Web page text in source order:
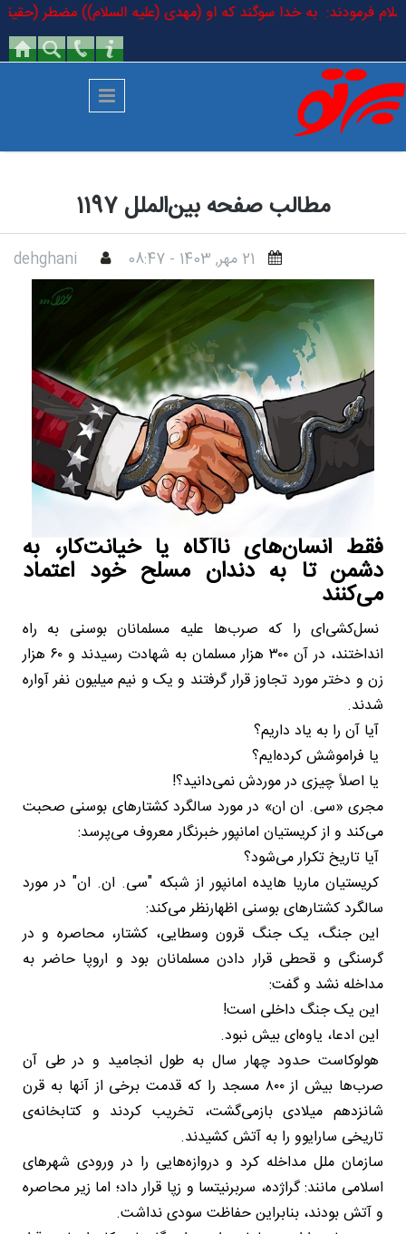
رفتن به محتوای اصلی
السلام فرمودند: به خدا سوگند که او (مهدی (علیه السلام)) مضطر
مطالب صفحه بین‌الملل 1197
21 مهر, 1403 - 08:47 dehghani
فقط انسان‌های ناآگاه یا خیانت‌کار، به
دشمن تا به دندان مسلح خود اعتماد
می‌کنند
نسل‌کشی‌ای را که صرب‌ها علیه مسلمانان بوسنی به راه
انداختند، در آن ۳۰۰ هزار مسلمان به شهادت رسیدند و ۶۰ هزار
زن و دختر مورد تجاوز قرار گرفتند و یک و نیم میلیون نفر آواره
شدند.
آیا آن را به یاد داریم؟
یا فراموشش کرده‌ایم؟
یا اصلاً چیزی در موردش نمی‌دانید؟!
مجری «سی. ان ان» در مورد سالگرد کشتارهای بوسنی صحبت
می‌کند و از کریستیان امانپور خبرنگار معروف می‌پرسد:
آیا تاریخ تکرار می‌شود؟
کریستیان ماریا هایده امانپور از شبکه "سی. ان. ان" در مورد
سالگرد کشتارهای بوسنی اظهارنظر می‌کند:
این جنگ، یک جنگ قرون وسطایی، کشتار، محاصره و در
گرسنگی و قحطی قرار دادن مسلمانان بود و اروپا حاضر به
مداخله نشد و گفت:
این یک جنگ داخلی است!
این ادعا، یاوه‌ای بیش نبود.
هولوکاست حدود چهار سال به طول انجامید و در طی آن
صرب‌ها بیش از ۸۰۰ مسجد را که قدمت برخی از آنها به قرن
شانزدهم میلادی بازمی‌گشت، تخریب کردند و کتابخانه‌ی
تاریخی سارایوو را به آتش کشیدند.
سازمان ملل مداخله کرد و دروازه‌هایی را در ورودی شهرهای
اسلامی مانند: گراژده، سربرنیتسا و زپا قرار داد؛ اما زیر محاصره
و آتش بودند، بنابراین حفاظت سودی نداشت.